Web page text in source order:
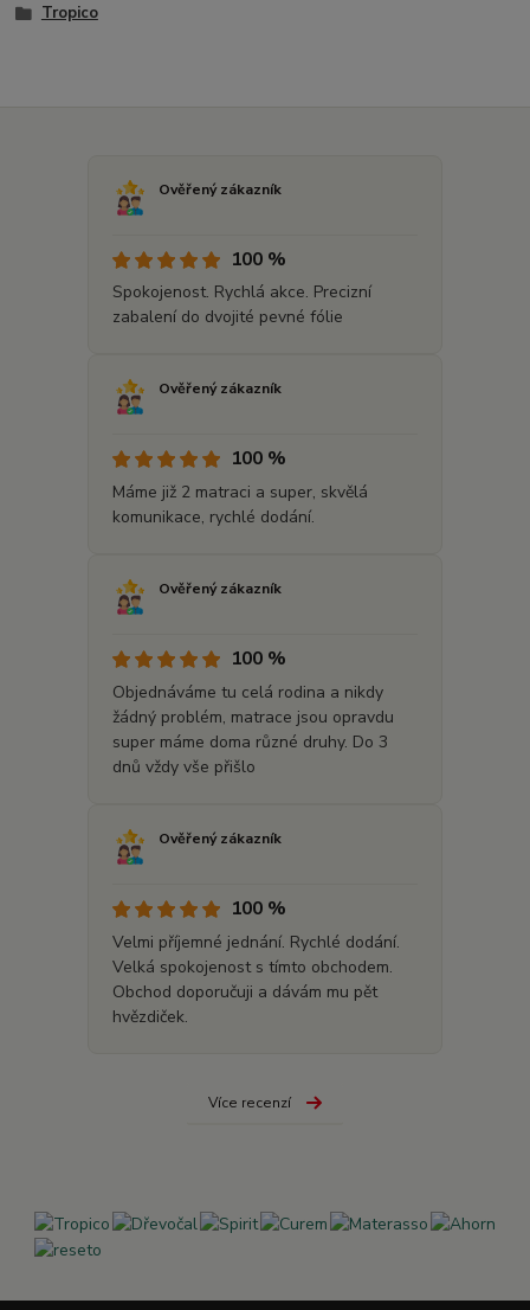
Tropico
Ověřený zákazník
100 %
Spokojenost. Rychlá akce. Precizní
zabalení do dvojité pevné fólie
Ověřený zákazník
100 %
Máme již 2 matraci a super, skvělá
komunikace, rychlé dodání.
Ověřený zákazník
100 %
Objednáváme tu celá rodina a nikdy
žádný problém, matrace jsou opravdu
super máme doma různé druhy. Do 3
dnů vždy vše přišlo
Ověřený zákazník
100 %
Velmi příjemné jednání. Rychlé dodání.
Velká spokojenost s tímto obchodem.
Obchod doporučuji a dávám mu pět
hvězdiček.
Více recenzí